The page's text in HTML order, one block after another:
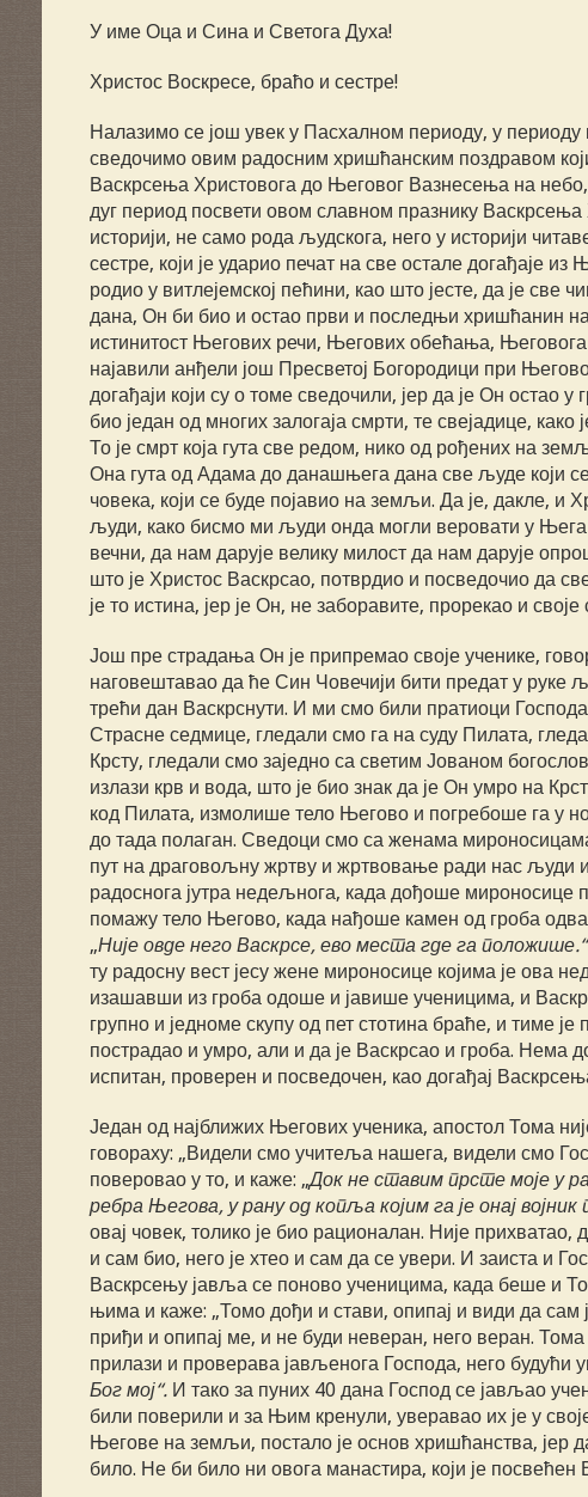
У име Оца и Сина и Светога Духа!
Христос Воскресе, браћо и сестре!
Налазимо се још увек у Пасхалном периоду, у
сведочимо овим радосним хришћанским поздравом
Васкрсења Христовога до Његовог Вазнесења на
дуг период посвети овом славном празнику Васкрсења
историји, не само рода људскога, него у историји
сестре, који је ударио печат на све остале догађаје
родио у витлејемској пећини, као што јесте, да је све
дана, Он би био и остао први и последњи хришћанин
истинитост Његових речи, Његових обећања,
најавили анђели још Пресветој Богородици при
догађаји који су о томе сведочили, јер да је Он остао
био један од многих залогаја смрти, те свејадице,
То је смрт која гута све редом, нико од рођених на
Она гута од Адама до данашњега дана све људе који
човека, који се буде појавио на земљи. Да је, дакле,
људи, како бисмо ми људи онда могли веровати у
вечни, да нам дарује велику милост да нам дарује
што је Христос Васкрсао, потврдио и посведочио да
је то истина, јер је Он, не заборавите, прорекао и
Још пре страдања Он је припремао своје ученике,
наговештавао да ће Син Човечији бити предат у руке
трећи дан Васкрснути. И ми смо били пратиоци
Страсне седмице, гледали смо га на суду Пилата,
Крсту, гледали смо заједно са светим Јованом
излази крв и вода, што је био знак да је Он умро на
код Пилата, измолише тело Његово и погребоше га у
до тада полаган. Сведоци смо са женама
пут на драговољну жртву и жртвовање ради нас људи
радоснога јутра недељнога, када дођоше мироносице
помажу тело Његово, када нађоше камен од гроба
„Није овде него Васкрсе, ево места где га
ту радосну вест јесу жене мироносице којима је ова
изашавши из гроба одоше и јавише ученицима, и
групно и једноме скупу од пет стотина браће, и тиме
пострадао и умро, али и да је Васкрсао и гроба. Нема
испитан, проверен и посведочен, као догађај
Један од најближих Његових ученика, апостол Тома
говораху: „Видели смо учитеља нашега, видели смо
поверовао у то, и каже: „Док не ставим прсте моје у
ребра Његова, у рану од копља којим га је онај
овај човек, толико је био рационалан. Није прихватао,
и сам био, него је хтео и сам да се увери. И заиста и
Васкрсењу јавља се поново ученицима, када беше и
њима и каже: „Томо дођи и стави, опипај и види да сам
приђи и опипај ме, и не буди неверан, него веран.
прилази и проверава јављенога Господа, него будући
Бог мој“. И тако за пуних 40 дана Господ се јављао
били поверили и за Њим кренули, уверавао их је у
Његове на земљи, постало је основ хришћанства, јер
било. Не би било ни овога манастира, који је